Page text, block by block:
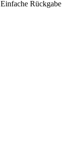
Einfache Rückgabe